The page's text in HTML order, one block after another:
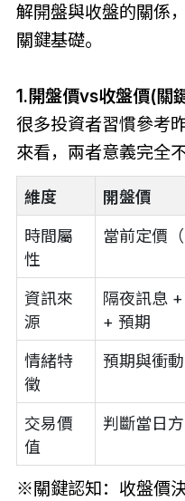
解開盤與收盤的關係
關鍵基礎。
1.開盤價vs收盤價(關
很多投資者習慣參考
來看，兩者意義完全不
維度 開盤價
時間屬
性
當前定價（
資訊來
源
隔夜訊息
+ 預期
情緒特
徵
預期與衝動
交易價
值
判斷當日
※關鍵認知：收盤價